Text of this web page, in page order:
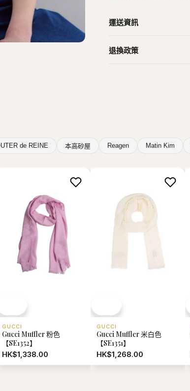
運送資訊
退換政策
de REINE 本高砂屋 Reagen Matin Kim
GUCCI
Gucci Muffler 粉色
【SE1352】
HK$1,338.00
GUCCI
Gucci Muffler 米白色
【SE1351】
HK$1,268.00